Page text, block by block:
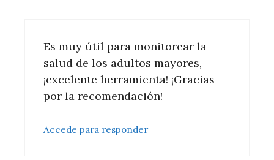
Es muy útil para monitorear la
salud de los adultos mayores,
¡excelente herramienta! ¡Gracias
por la recomendación!
Accede para responder